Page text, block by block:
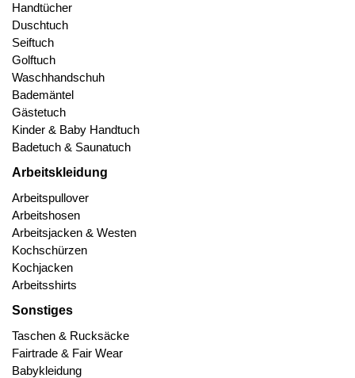
Handtücher
Duschtuch
Seiftuch
Golftuch
Waschhandschuh
Bademäntel
Gästetuch
Kinder & Baby Handtuch
Badetuch & Saunatuch
Arbeitskleidung
Arbeitspullover
Arbeitshosen
Arbeitsjacken & Westen
Kochschürzen
Kochjacken
Arbeitsshirts
Sonstiges
Taschen & Rucksäcke
Fairtrade & Fair Wear
Babykleidung